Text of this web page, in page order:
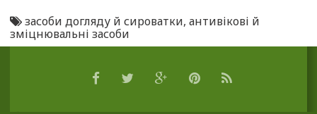
засоби догляду й сироватки, антивікові й
зміцнювальні засоби